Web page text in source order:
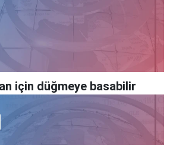
için düğmeye basabilir